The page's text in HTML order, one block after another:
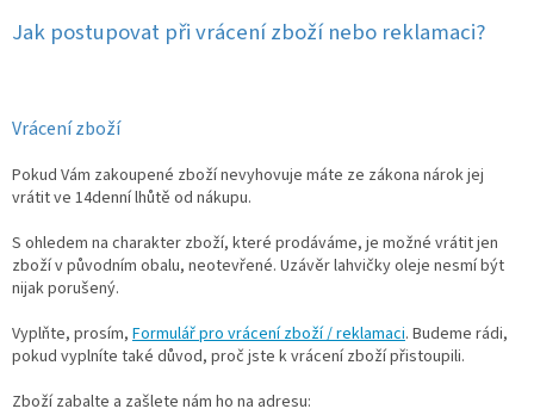
Jak postupovat při vrácení zboží nebo reklamaci?
Vrácení zboží
Pokud Vám zakoupené zboží nevyhovuje máte ze zákona nárok jej
vrátit ve 14denní lhůtě od nákupu.
S ohledem na charakter zboží, které prodáváme, je možné vrátit jen
zboží v původním obalu, neotevřené. Uzávěr lahvičky oleje nesmí být
nijak porušený.
Vyplňte, prosím, Formulář pro vrácení zboží / reklamaci. Budeme rádi,
pokud vyplníte také důvod, proč jste k vrácení zboží přistoupili.
Zboží zabalte a zašlete nám ho na adresu: